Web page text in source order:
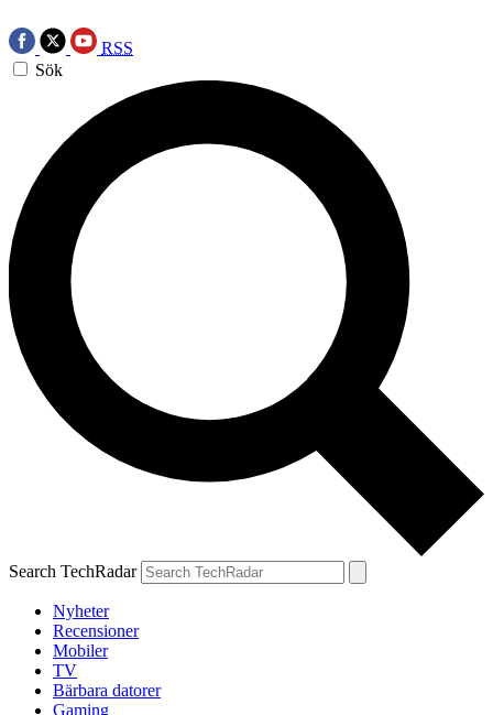
RSS
Sök
Search TechRadar
Nyheter
Recensioner
Mobiler
TV
Bärbara datorer
Gaming